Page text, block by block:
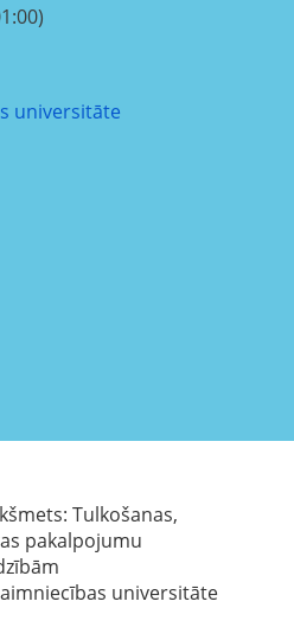
universitāte
Tulkošanas,
pakalpojumu
universitāte